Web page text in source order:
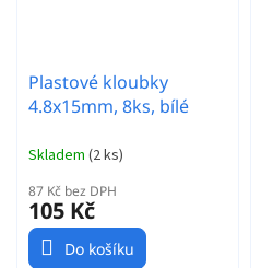
Plastové kloubky
4.8x15mm, 8ks, bílé
Skladem (2 ks)
87 Kč bez DPH
105 Kč
Do košíku